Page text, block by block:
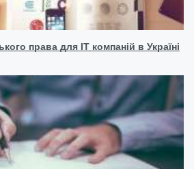
права для IT компаній в Україні